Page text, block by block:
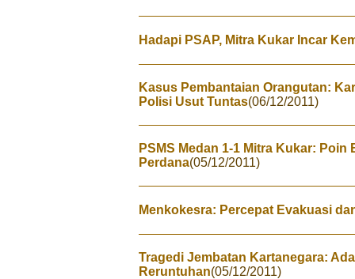
Hadapi PSAP, Mitra Kukar Incar
Kasus Pembantaian Orangutan:
Polisi Usut Tuntas(06/12/2011)
PSMS Medan 1-1 Mitra Kukar: Poin
Perdana(05/12/2011)
Menkokesra: Percepat Evakuasi
Tragedi Jembatan Kartanegara:
Reruntuhan(05/12/2011)